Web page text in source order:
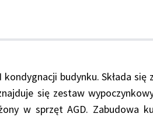
budynku. Składa
się zestaw
w sprzęt AGD. Zabudowa